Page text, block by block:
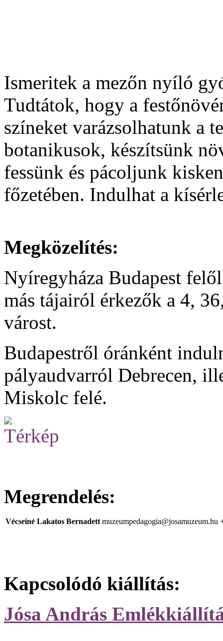
Ismeritek a mezőn nyíló
Tudtátok, hogy a
színeket varázsolhatunk a
botanikusok, készítsünk
fessünk és pácoljunk
főzetében. Indulhat a
Megközelítés:
Nyíregyháza Budapest
más tájairól érkezők a 4,
várost.
Budapestről óránként
pályaudvarról Debrecen,
Miskolc felé.
Megrendelés:
Vécseiné Lakatos Bernadett muzeumpedagogia@josamuzeum.hu
Kapcsolódó kiállítás:
Jósa András